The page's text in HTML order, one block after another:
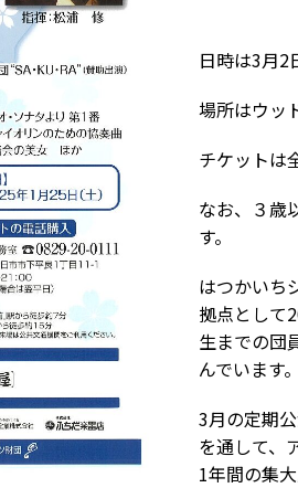
日時は3月2
場所はウッ
チケットは
なお、３歳
す。
はつかいち
拠点として
生までの団
んでいます。
3月の定期
を通して、
1年間の集